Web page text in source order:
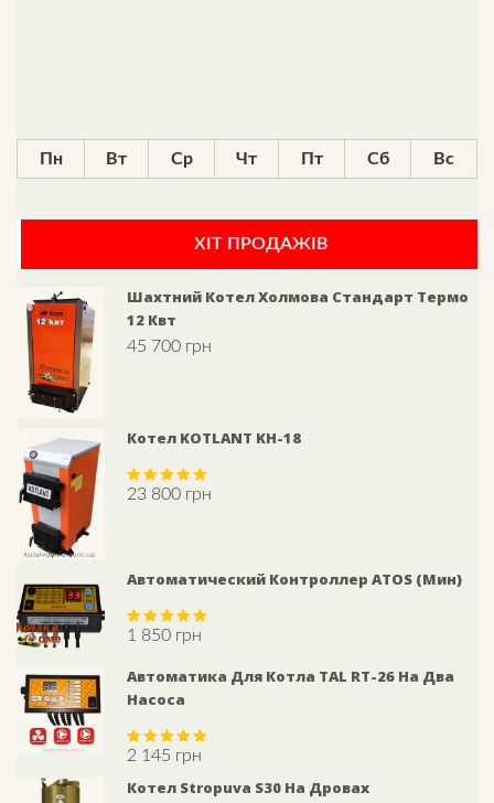
Пн Вт Ср Чт Пт Сб Вс
ХІТ ПРОДАЖІВ
Шахтний Котел Холмова Стандарт Термо
12 Квт
45 700 грн
Котел KOTLANT KН-18
Rated5.00
23 800 грн
Автоматический Контроллер АTOS (мин)
Rated 5.00
out of 5
1 850 грн
Автоматика Для Котла TAL RT-26 На Два
Насоса
Rated 5.00
out of 5
2 145 грн
Котел Stropuva S30 На Дровах